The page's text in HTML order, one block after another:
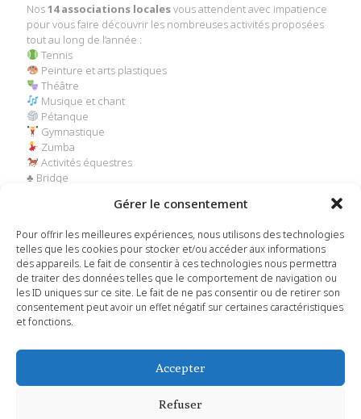
Gérer le consentement
Pour offrir les meilleures expériences, nous utilisons des technologies
telles que les cookies pour stocker et/ou accéder aux informations
des appareils. Le fait de consentir à ces technologies nous permettra
de traiter des données telles que le comportement de navigation ou
les ID uniques sur ce site. Le fait de ne pas consentir ou de retirer son
consentement peut avoir un effet négatif sur certaines caractéristiques
et fonctions.
Accepter
Refuser
Nos14 associations localesvous attendent avec impatience
pour vous faire découvrir les nombreuses activités proposées
tout au long de l’année :
Tennis
Peinture et arts plastiques
Théâtre
Musique et chant
Pétanque
Gymnastique
Zumba
Activités équestres
♣️ Bridge
Chasse
Au programme :inscriptions, démonstrations et
animationspour petits et grands. Venez nombreux découvrir
ou redécouvrir nos associations et leurs talents !
Share